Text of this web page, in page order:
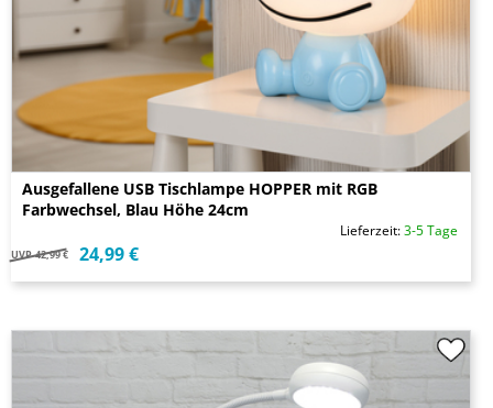
Ausgefallene USB Tischlampe HOPPER mit RGB
Farbwechsel, Blau Höhe 24cm
Lieferzeit:3-5 Tage
UVP 42,99 € 24,99 €